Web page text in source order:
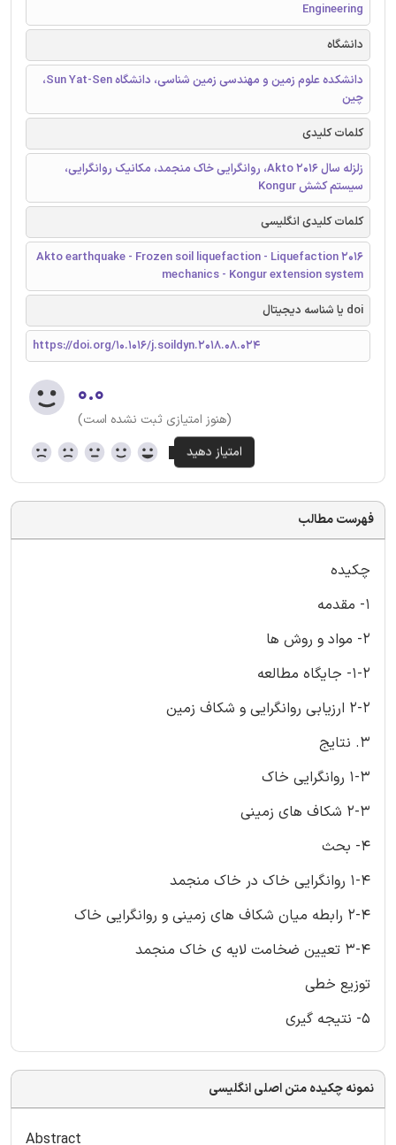
Engineering
دانشگاه
دانشکده علوم زمین و مهندسی زمین شناسی، دانشگاه Sun Yat-Sen،
چین
کلمات کلیدی
زلزله سال 2016 Akto، روانگرایی خاک منجمد، مکانیک روانگرایی،
سیستم کشش Kongur
کلمات کلیدی انگلیسی
2016 Akto earthquake - Frozen soil liquefaction - Liquefaction
mechanics - Kongur extension system
doi یا شناسه دیجیتال
https://doi.org/10.1016/j.soildyn.2018.08.024
۰.۰
(هنوز امتیازی ثبت نشده است)
فهرست مطالب
چکیده
1- مقدمه
2- مواد و روش ها
1-2- جایگاه مطالعه
2-2 ارزیابی روانگرایی و شکاف زمین
3. نتایج
1-3 روانگرایی خاک
2-3 شکاف های زمینی
4- بحث
1-4 روانگرایی خاک در خاک منجمد
2-4 رابطه میان شکاف های زمینی و روانگرایی خاک
3-4 تعیین ضخامت لایه ی خاک منجمد
توزیع خطی
5- نتیجه گیری
نمونه چکیده متن اصلی انگلیسی
Abstract